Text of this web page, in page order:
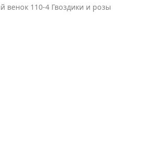
венок 110-4 Гвоздики и розы